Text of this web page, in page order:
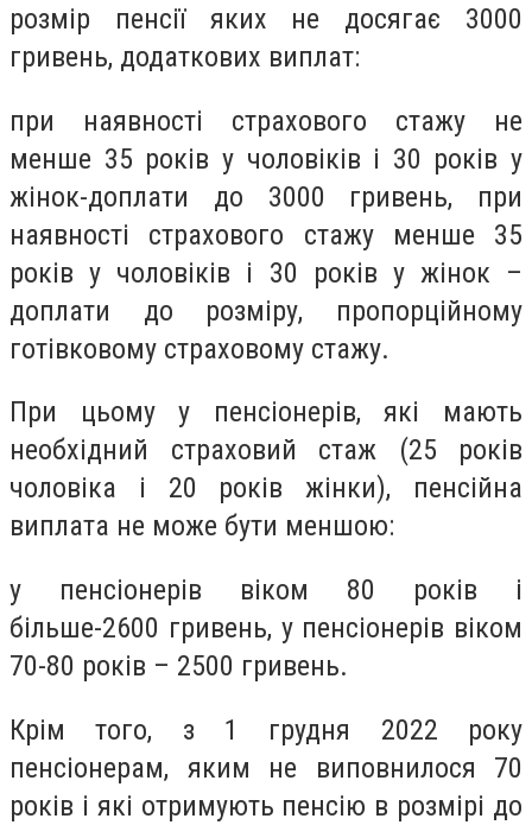
розмір пенсії яких не досягає 3000
гривень, додаткових виплат:
при наявності страхового стажу не
менше 35 років у чоловіків і 30 років у
жінок-доплати до 3000 гривень, при
наявності страхового стажу менше 35
років у чоловіків і 30 років у жінок –
доплати до розміру, пропорційному
готівковому страховому стажу.
При цьому у пенсіонерів, які мають
необхідний страховий стаж (25 років
чоловіка і 20 років жінки), пенсійна
виплата не може бути меншою:
у пенсіонерів віком 80 років і
більше-2600 гривень, у пенсіонерів віком
70-80 років – 2500 гривень.
Крім того, з 1 грудня 2022 року
пенсіонерам, яким не виповнилося 70
років і які отримують пенсію в розмірі до